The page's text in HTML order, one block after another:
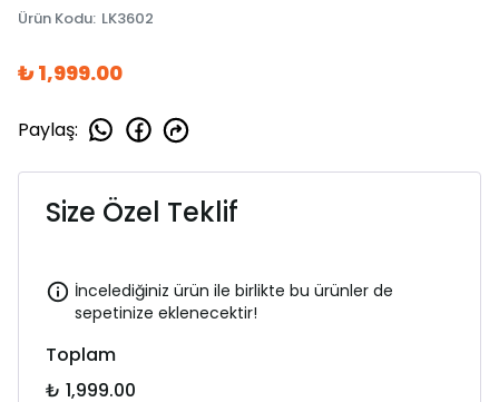
Ürün Kodu: LK3602
₺ 1,999.00
Paylaş:
Size Özel Teklif
İncelediğiniz ürün ile birlikte bu ürünler de
sepetinize eklenecektir!
Toplam
₺ 1,999.00